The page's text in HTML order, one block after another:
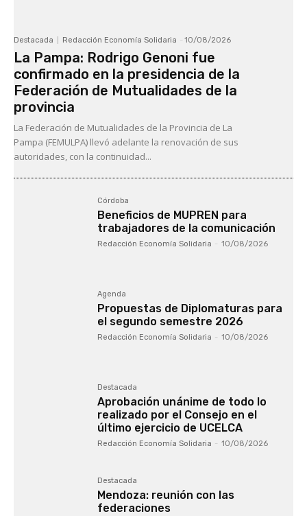
Destacada Redacción Economía Solidaria - 10/08/2026
La Pampa: Rodrigo Genoni fue
confirmado en la presidencia de la
Federación de Mutualidades de la
provincia
La Federación de Mutualidades de la Provincia de La
Pampa (FEMULPA) llevó adelante la renovación de sus
autoridades, con la continuidad...
Córdoba
Beneficios de MUPREN para
trabajadores de la comunicación
Redacción Economía Solidaria - 10/08/2026
Agenda
Propuestas de Diplomaturas para
el segundo semestre 2026
Redacción Economía Solidaria - 10/08/2026
Destacada
Aprobación unánime de todo lo
realizado por el Consejo en el
último ejercicio de UCELCA
Redacción Economía Solidaria - 10/08/2026
Destacada
Mendoza: reunión con las
federaciones